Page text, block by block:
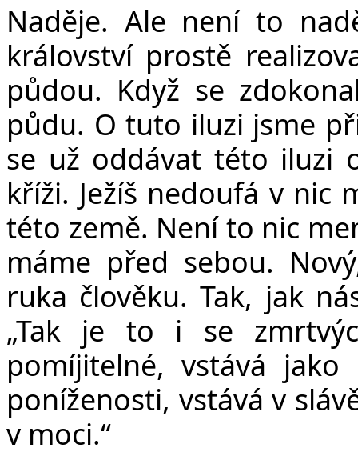
Naděje. Ale není to
království prostě
půdou. Když se
půdu. O tuto iluzi jsme
se už oddávat této iluzi
kříži. Ježíš nedoufá v nic
této země. Není to nic
máme před sebou.
ruka člověku. Tak, jak
„Tak je to i se
pomíjitelné, vstává
poníženosti, vstává v
v moci.“